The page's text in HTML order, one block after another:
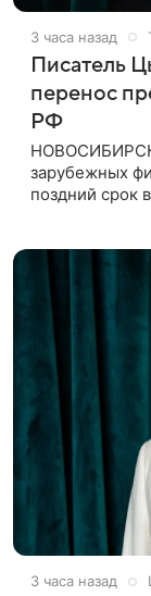
3 часа назад
Писатель
перенос
РФ
зарубежных
поздний срок
3 часа назад